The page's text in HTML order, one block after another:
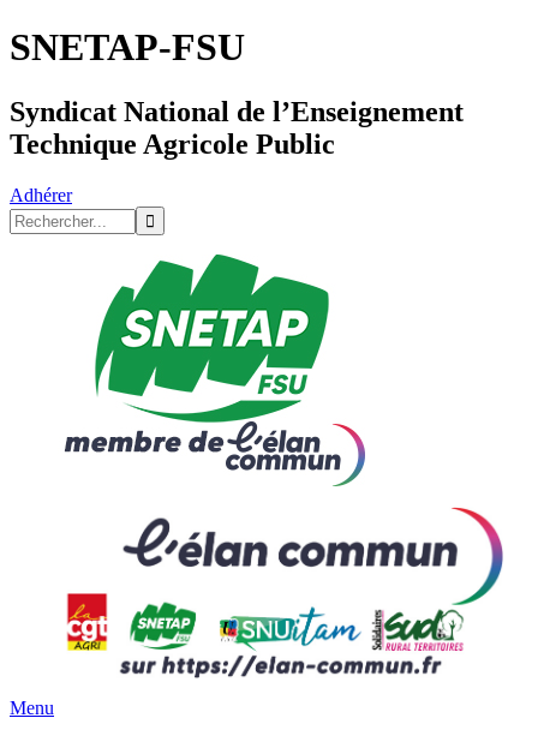
SNETAP-FSU
Syndicat National de l’Enseignement
Technique Agricole Public
Adhérer
Menu